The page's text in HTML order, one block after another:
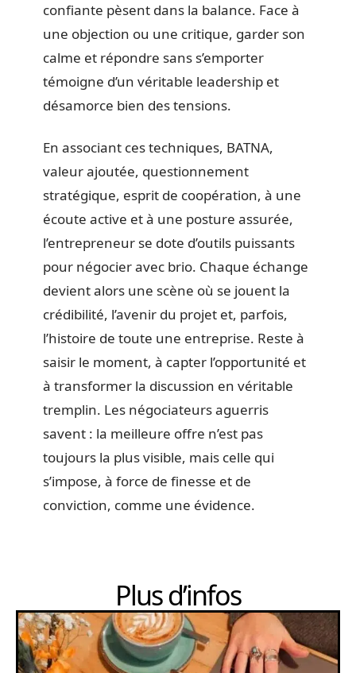
confiante pèsent dans la balance. Face à
une objection ou une critique, garder son
calme et répondre sans s’emporter
témoigne d’un véritable leadership et
désamorce bien des tensions.
En associant ces techniques, BATNA,
valeur ajoutée, questionnement
stratégique, esprit de coopération, à une
écoute active et à une posture assurée,
l’entrepreneur se dote d’outils puissants
pour négocier avec brio. Chaque échange
devient alors une scène où se jouent la
crédibilité, l’avenir du projet et, parfois,
l’histoire de toute une entreprise. Reste à
saisir le moment, à capter l’opportunité et
à transformer la discussion en véritable
tremplin. Les négociateurs aguerris
savent : la meilleure offre n’est pas
toujours la plus visible, mais celle qui
s’impose, à force de finesse et de
conviction, comme une évidence.
Plus d’infos